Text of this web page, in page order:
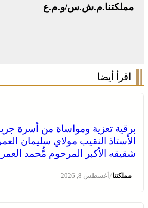
مملكتنا.م.ش.س/و.م.ع
اقرأ أيضا
برقية تعزية ومواساة من أسرة
الأستاذ النقيب مولاي سليمان
شقيقه الأكبر المرحوم مُّحمد
مملكتنا/أغسطس 8, 2026